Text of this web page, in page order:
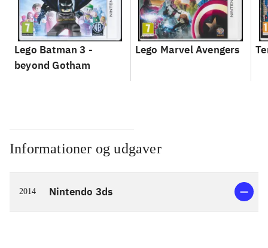
Lego Batman 3 -
beyond Gotham
Lego Marvel Avengers
Informationer og udgaver
2014 Nintendo 3ds